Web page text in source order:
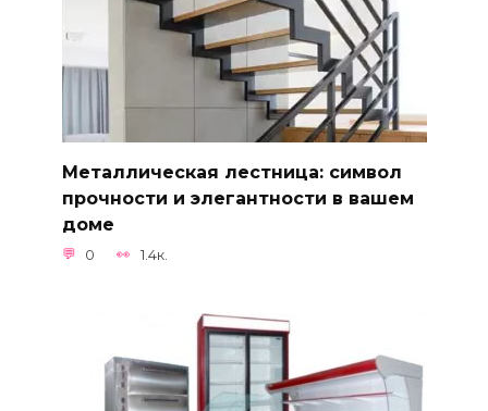
Металлическая лестница: символ
прочности и элегантности в вашем
доме
0 1.4к.